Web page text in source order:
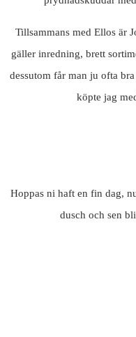
Tillsammans med Ellos är
gäller inredning, brett
dessutom får man ju ofta
köpte jag
Hoppas ni haft en fin dag,
dusch och sen